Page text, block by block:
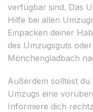
verfügbar sind. Das
Hilfe bei allen
Einpacken deiner
des Umzugsguts
Mönchengladbach
Außerdem solltest
Umzugs eine
Informiere dich